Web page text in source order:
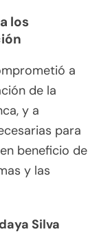
los
a
de la
y a
para
beneficio de
y las
Silva